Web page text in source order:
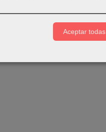
Aceptar todas